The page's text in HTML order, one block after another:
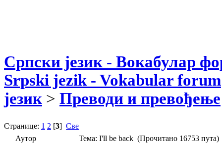
Српски језик - Вокабулар
Srpski jezik - Vokabular forum
језик > Преводи и превођење
Странице: 1 2 [3] Све
Аутор
Тема: I'll be back (Прочитано 16753 пута)